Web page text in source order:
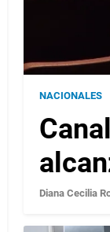
NACIONALES
Diana Cecilia